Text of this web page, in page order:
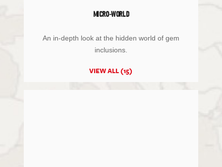
MICRO-WORLD
An in-depth look at the hidden world of gem
inclusions.
VIEW ALL (15)